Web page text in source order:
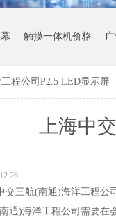
触摸一体机价格
程公司P2.5 LED显示屏
上海中
三航(南通)海洋工程公
通)海洋工程公司需要在